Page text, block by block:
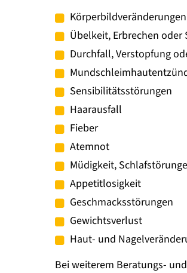
Körperbildveränderungen
Übelkeit, Erbrechen oder
Durchfall, Verstopfung
Sensibilitätsstörungen
Haarausfall
Fieber
Atemnot
Müdigkeit,
Appetitlosigkeit
Geschmacksstörungen
Gewichtsverlust
Haut- und
Bei weiterem Beratungs-